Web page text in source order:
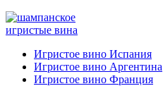
игристые вина
Игристое вино Испания
Игристое вино Аргентина
Игристое вино Франция